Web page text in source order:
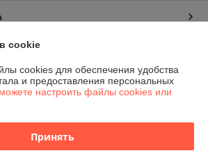
Deal.by
cookie
cookies для обеспечения удобства
и предоставления персональных
настроить файлы cookies или
Принять